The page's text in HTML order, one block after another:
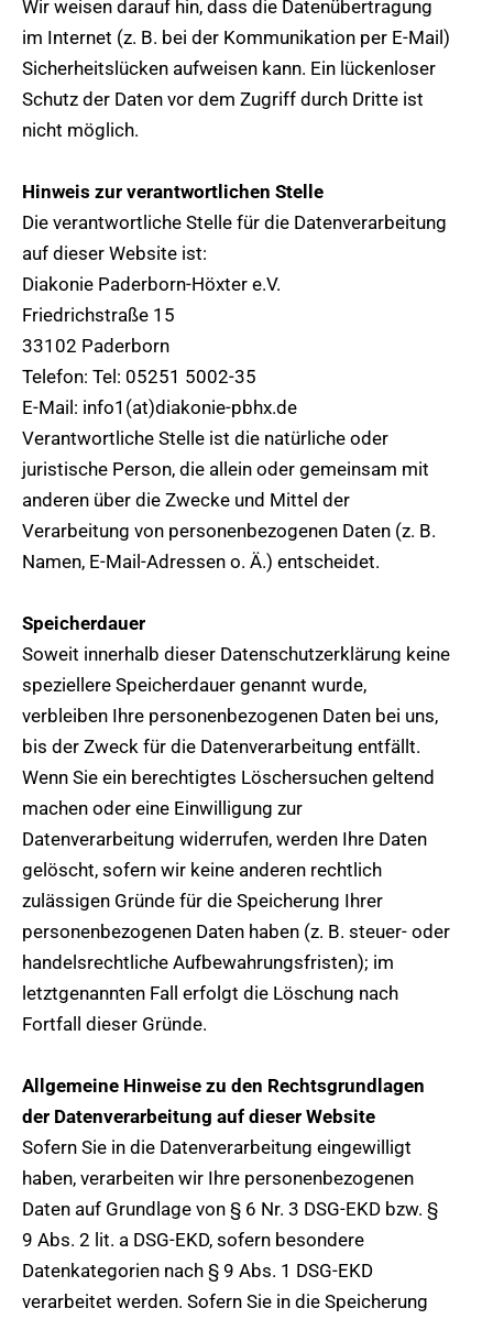
Wir weisen darauf hin, dass die Datenübertragung
im Internet (z. B. bei der Kommunikation per E-Mail)
Sicherheitslücken aufweisen kann. Ein lückenloser
Schutz der Daten vor dem Zugriff durch Dritte ist
nicht möglich.
Hinweis zur verantwortlichen Stelle
Die verantwortliche Stelle für die Datenverarbeitung
auf dieser Website ist:
Diakonie Paderborn-Höxter e.V.
Friedrichstraße 15
33102 Paderborn
Telefon: Tel: 05251 5002-35
E-Mail: info1(at)diakonie-pbhx.de
Verantwortliche Stelle ist die natürliche oder
juristische Person, die allein oder gemeinsam mit
anderen über die Zwecke und Mittel der
Verarbeitung von personenbezogenen Daten (z. B.
Namen, E-Mail-Adressen o. Ä.) entscheidet.
Speicherdauer
Soweit innerhalb dieser Datenschutzerklärung keine
speziellere Speicherdauer genannt wurde,
verbleiben Ihre personenbezogenen Daten bei uns,
bis der Zweck für die Datenverarbeitung entfällt.
Wenn Sie ein berechtigtes Löschersuchen geltend
machen oder eine Einwilligung zur
Datenverarbeitung widerrufen, werden Ihre Daten
gelöscht, sofern wir keine anderen rechtlich
zulässigen Gründe für die Speicherung Ihrer
personenbezogenen Daten haben (z. B. steuer- oder
handelsrechtliche Aufbewahrungsfristen); im
letztgenannten Fall erfolgt die Löschung nach
Fortfall dieser Gründe.
Allgemeine Hinweise zu den Rechtsgrundlagen
der Datenverarbeitung auf dieser Website
Sofern Sie in die Datenverarbeitung eingewilligt
haben, verarbeiten wir Ihre personenbezogenen
Daten auf Grundlage von § 6 Nr. 3 DSG-EKD bzw. §
9 Abs. 2 lit. a DSG-EKD, sofern besondere
Datenkategorien nach § 9 Abs. 1 DSG-EKD
verarbeitet werden. Sofern Sie in die Speicherung